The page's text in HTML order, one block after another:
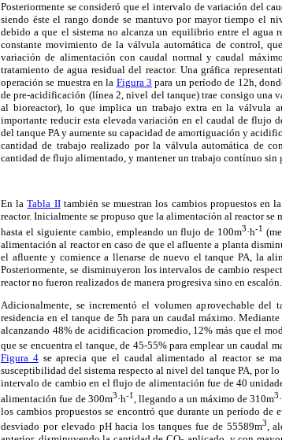
Posteriormente se consideró que el intervalo de variación del
siendo éste el rango donde se mantuvo por mayor tiempo el
debido a que el sistema no alcanza un equilibrio entre el agua
constante movimiento de la válvula automática de control,
variación de alimentación con caudal normal y caudal
tratamiento de agua residual del reactor. Una gráfica
operación se muestra en la Figura 3 para un período de 12h,
de pre-acidificación (línea 2, nivel del tanque) trae consigo una
al bioreactor), lo que implica un trabajo extra en la válvula
importante reducir esta elevada variación en el caudal de flujo
del tanque PA y aumente su capacidad de amortiguación y
cantidad de trabajo realizado por la válvula automática de
cantidad de flujo alimentado, y mantener un trabajo contínuo sin
En laTabla IItambién se muestran los cambios propuestos en
reactor. Inicialmente se propuso que la alimentación al reactor
hasta el siguiente cambio, empleando un flujo de 100m3·h-1
alimentación al reactor en caso de que el afluente a planta
el afluente y comience a llenarse de nuevo el tanque PA, la
Posteriormente, se disminuyeron los intervalos de cambio
reactor no fueron realizados de manera progresiva sino en escalón.
Adicionalmente, se incrementó el volumen aprovechable
residencia en el tanque de 5h para un caudal máximo.
alcanzando 48% de acidificacion promedio, 12% más que el
que se encuentra el tanque, de 45-55% para emplear un caudal
Figura 4se aprecia que el caudal alimentado al reactor se
susceptibilidad del sistema respecto al nivel del tanque PA, por
intervalo de cambio en el flujo de alimentación fue de 40
alimentación fue de 300m3·h-1 , llegando a un máximo de 310m3
los cambios propuestos se encontró que durante un período
desviado por elevado pH hacia los tanques fue de 55589m3